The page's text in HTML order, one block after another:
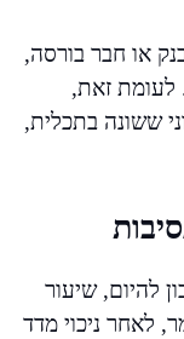
או חבר בורסה,
לעומת זאת,
ששונה בתכלית,
להיום, שיעור
ריאלי (כלומר, לאחר ניכוי מדד